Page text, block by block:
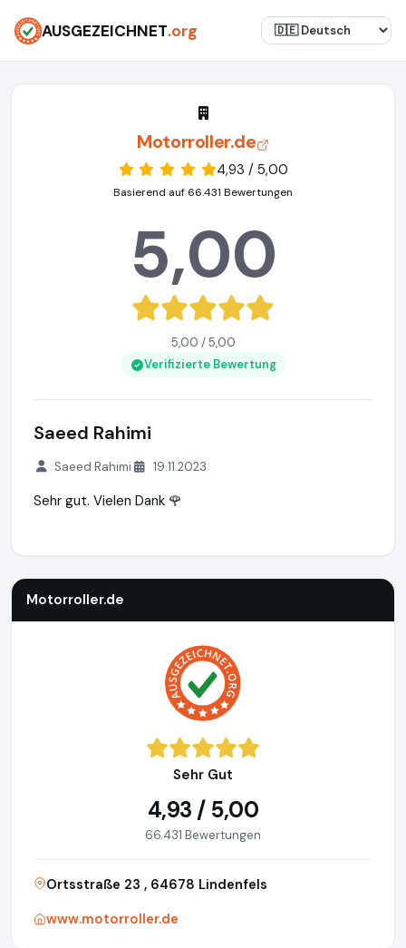
AUSGEZEICHNET.org
Motorroller.de
4,93 / 5,00
Basierend auf 66.431 Bewertungen
5,00
5,00 / 5,00
Verifizierte Bewertung
Saeed Rahimi
Saeed Rahimi 19.11.2023
Sehr gut. Vielen Dank 🌹
Motorroller.de
Sehr Gut
4,93 / 5,00
66.431 Bewertungen
Ortsstraße 23 , 64678 Lindenfels
www.motorroller.de